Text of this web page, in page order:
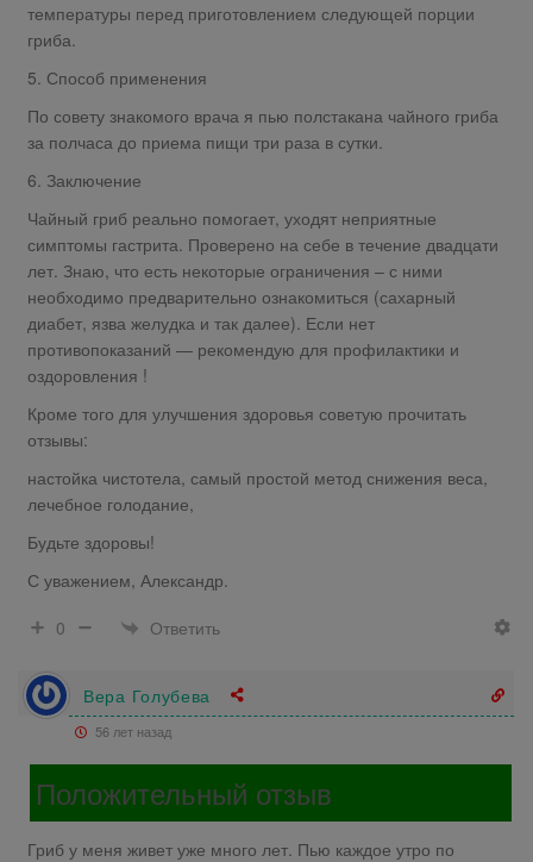
температуры перед приготовлением следующей порции
гриба.
5. Способ применения
По совету знакомого врача я пью полстакана чайного гриба
за полчаса до приема пищи три раза в сутки.
6. Заключение
Чайный гриб реально помогает, уходят неприятные
симптомы гастрита. Проверено на себе в течение двадцати
лет. Знаю, что есть некоторые ограничения – с ними
необходимо предварительно ознакомиться (сахарный
диабет, язва желудка и так далее). Если нет
противопоказаний — рекомендую для профилактики и
оздоровления !
Кроме того для улучшения здоровья советую прочитать
отзывы:
настойка чистотела, самый простой метод снижения веса,
лечебное голодание,
Будьте здоровы!
С уважением, Александр.
0
Ответить
Вера Голубева
56 лет назад
Положительный отзыв
Гриб у меня живет уже много лет. Пью каждое утро по